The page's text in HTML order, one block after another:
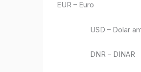
EUR – Euro
USD – Dolar
DNR – DINAR